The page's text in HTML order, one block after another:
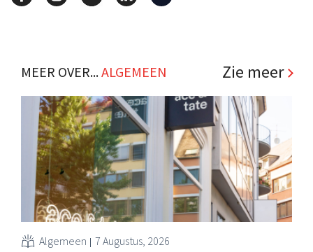
MEER OVER...ALGEMEEN Zie meer
Algemeen 7 Augustus, 2026